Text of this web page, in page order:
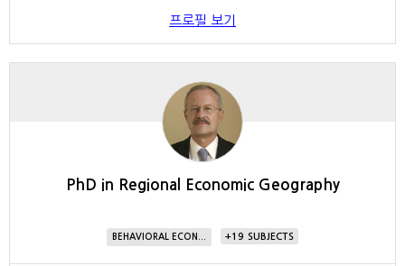
프로필 보기
PhD in Regional Economic Geography
BEHAVIORAL ECON... 19